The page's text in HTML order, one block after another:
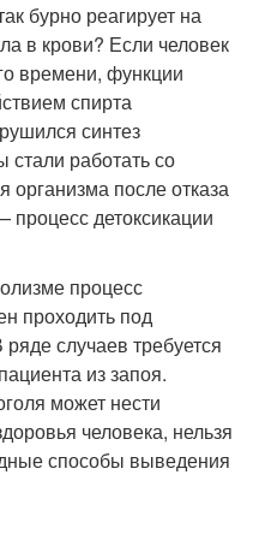
бурно реагирует на
в крови? Если человек
времени, функции
спирта
синтез
работать со
организма после отказа
процесс детоксикации
процесс
проходить под
случаев требуется
из запоя.
может нести
человека, нельзя
способы выведения